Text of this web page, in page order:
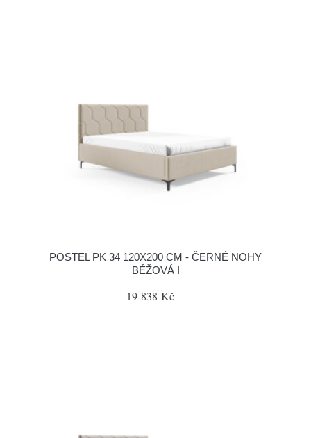
POSTEL PK 34 120X200 CM - ČERNÉ NOHY
BÉŽOVÁ I
19 838 Kč